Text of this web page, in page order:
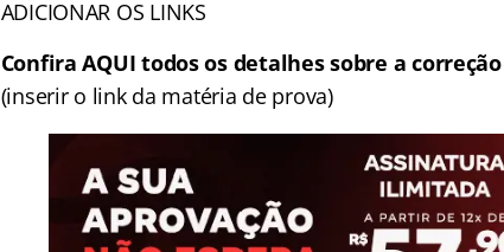
ADICIONAR OS LINKS
Confira AQUI todos os detalhes sobre a
(inserir o link da matéria de prova)